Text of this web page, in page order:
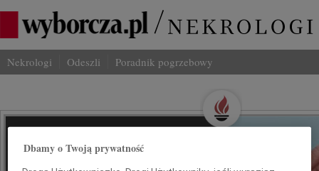
Nekrologi Odeszli Poradnik pogrzebowy
Wspominaj Bliskich
Dbamy o Twoją prywatność